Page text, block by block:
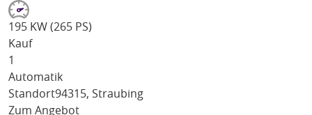
195 KW (265 PS)
Kauf
1
Automatik
Standort94315, Straubing
Zum Angebot